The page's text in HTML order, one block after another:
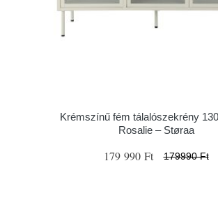
Krémszínű fém tálalószekrény
Rosalie – Støraa
179 990 Ft 179990 Ft